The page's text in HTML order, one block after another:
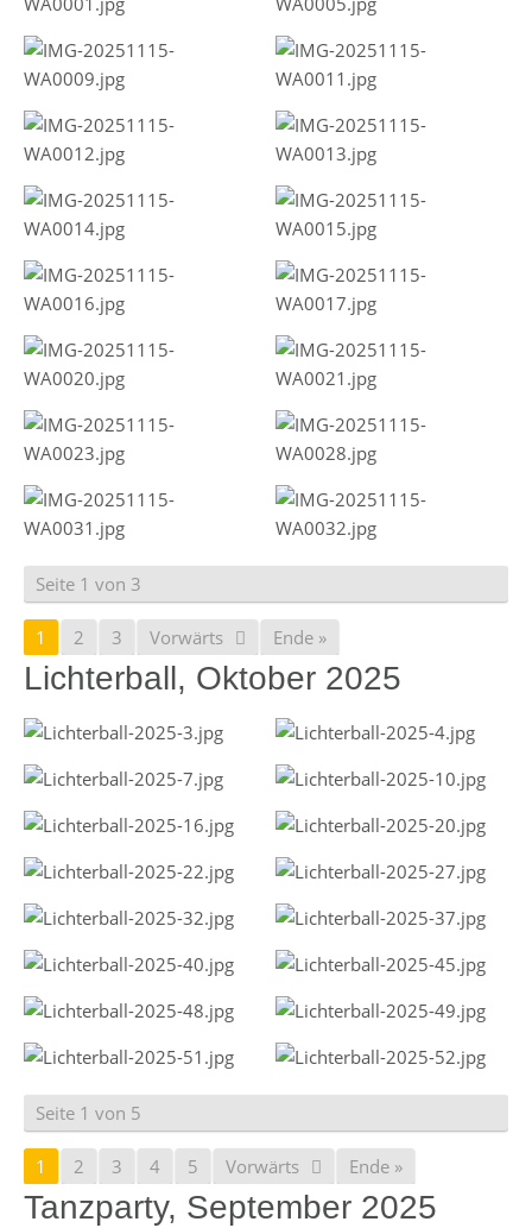
Seite 1 von 3
1 2 3 Vorwärts Ende »
Lichterball, Oktober 2025
Seite 1 von 5
1 2 3 4 5 Vorwärts Ende »
Tanzparty, September 2025